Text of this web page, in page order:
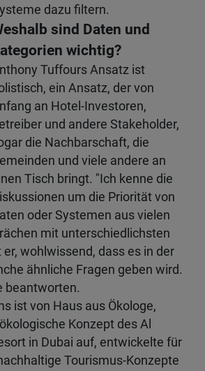
dazu filtern.
sind Daten und
wichtig?
Tuffours Ansatz ist
ein Ansatz, der von
an Hotel-Investoren,
und andere Stakeholder,
die Nachbarschaft, die
und viele andere an
Tisch bringt. "Ich kenne die
um die Priorität von
oder Systemen aus vielen
mit unterschiedlichsten
er, wohlwissend, dass es in der
ähnliche Fragen geben wird.
beantworten.
ist von Haus aus Ökologe,
Konzept des Al
in Dubai auf, entwickelte für
Tourismus-Konzepte